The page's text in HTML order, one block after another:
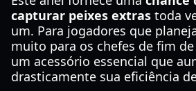
capturar peixes extras toda
um. Para jogadores que
muito para os chefes de fim
um acessório essencial que
drasticamente sua eficiência